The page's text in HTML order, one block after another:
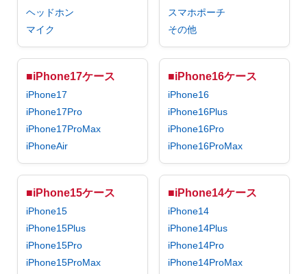
ヘッドホン
マイク
スマホポーチ
その他
■iPhone17ケース
iPhone17
iPhone17Pro
iPhone17ProMax
iPhoneAir
■iPhone16ケース
iPhone16
iPhone16Plus
iPhone16Pro
iPhone16ProMax
■iPhone15ケース
iPhone15
iPhone15Plus
iPhone15Pro
iPhone15ProMax
■iPhone14ケース
iPhone14
iPhone14Plus
iPhone14Pro
iPhone14ProMax